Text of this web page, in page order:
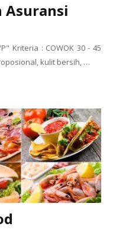
Asuransi
Kriteria : COWOK 30 - 45
kulit bersih, …